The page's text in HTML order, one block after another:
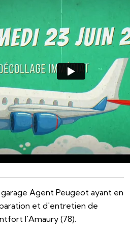
Agent Peugeot ayant en
et d'entretien de
l'Amaury (78).